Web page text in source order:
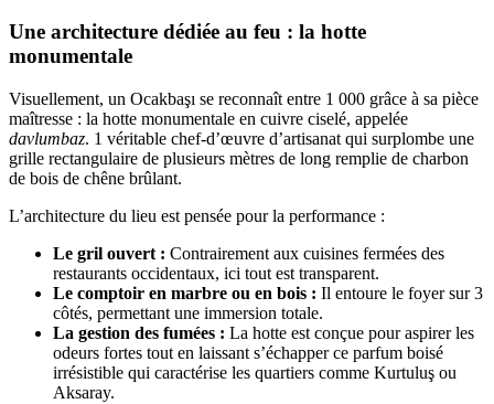
Une architecture dédiée au feu : la hotte
monumentale
Visuellement, un Ocakbaşı se reconnaît entre 1 000 grâce à sa pièce
maîtresse : la hotte monumentale en cuivre ciselé, appelée
davlumbaz. 1 véritable chef-d’œuvre d’artisanat qui surplombe une
grille rectangulaire de plusieurs mètres de long remplie de charbon
de bois de chêne brûlant.
L’architecture du lieu est pensée pour la performance :
Le gril ouvert : Contrairement aux cuisines fermées des
restaurants occidentaux, ici tout est transparent.
Le comptoir en marbre ou en bois : Il entoure le foyer sur 3
côtés, permettant une immersion totale.
La gestion des fumées : La hotte est conçue pour aspirer les
odeurs fortes tout en laissant s’échapper ce parfum boisé
irrésistible qui caractérise les quartiers comme Kurtuluş ou
Aksaray.